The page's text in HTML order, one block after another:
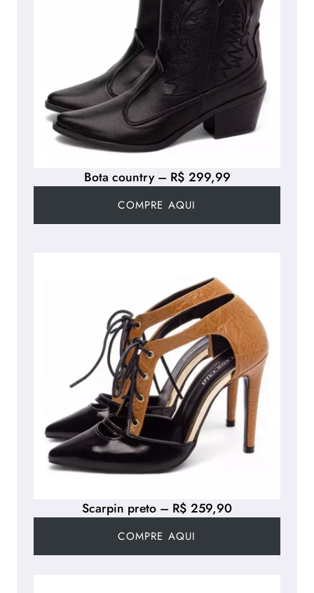
Scarpin preto – R$ 259,90
COMPRE AQUI
Bota country – R$ 299,99
COMPRE AQUI